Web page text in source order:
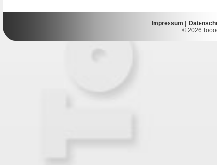
Impressum
© 2026